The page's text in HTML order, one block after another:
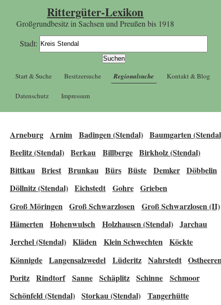
Rittergüter-Lexikon
Großgrundbesitz in Sachsen und Preußen bis 1918
Stadt:
Start & Suche Besitzersuche Regionalsuche Kontakt & Blog
Datenschutz Impressum
Arneburg Arnim Badingen (Stendal) Baumgarten
Beelitz (Stendal) Berkau Billberge Birkholz (Stendal)
Bittkau Briest Brunkau Bürs Büste Demker Döbbelin
Döllnitz (Stendal) Eichstedt Gohre Grieben
Groß Möringen Groß Schwarzlosen
Groß Schwarzlosen (II)
Hämerten Hohenwulsch Holzhausen (Stendal) Jarchau
Jerchel (Stendal) Kläden Klein Schwechten Köckte
Könnigde Langensalzwedel Lüderitz Nahrstedt
Poritz Rindtorf Sanne Schäplitz Schinne
Schmoor
Schönfeld (Stendal) Storkau (Stendal)
Tangerhütte